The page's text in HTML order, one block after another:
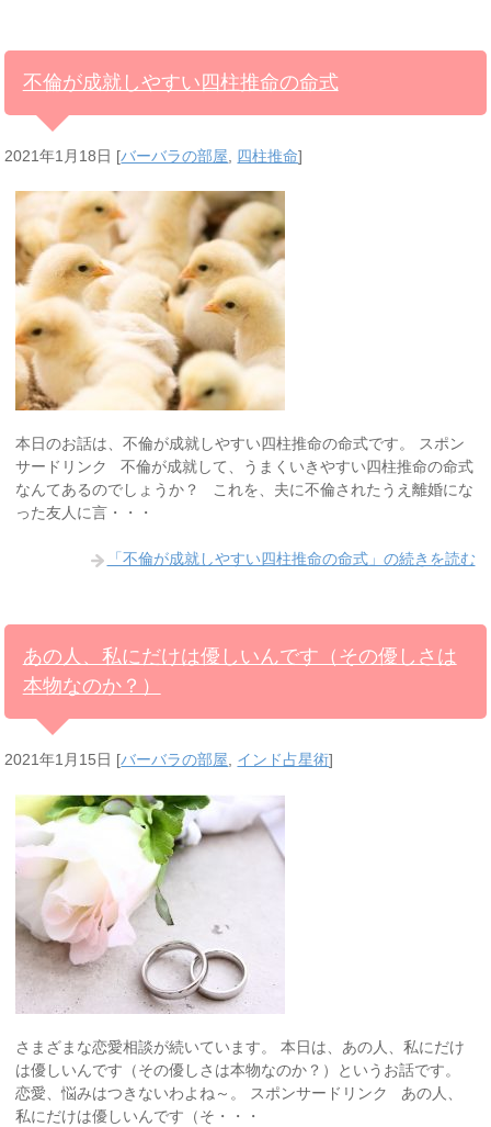
不倫が成就しやすい四柱推命の命式
2021年1月18日 [バーバラの部屋 四柱推命]
本日のお話は、不倫が成就しやすい四柱推命の命式です。 スポン
サードリンク 不倫が成就して、うまくいきやすい四柱推命の命式
なんてあるのでしょうか？ これを、夫に不倫されたうえ離婚にな
った友人に言・・・
「不倫が成就しやすい四柱推命の命式」の続きを読む
あの人、私にだけは優しいんです（その優しさは
本物なのか？）
2021年1月15日 [バーバラの部屋, インド占星術]
さまざまな恋愛相談が続いています。 本日は、あの人、私にだけ
は優しいんです（その優しさは本物なのか？）というお話です。
恋愛、悩みはつきないわよね～。 スポンサードリンク あの人、
私にだけは優しいんです（そ・・・